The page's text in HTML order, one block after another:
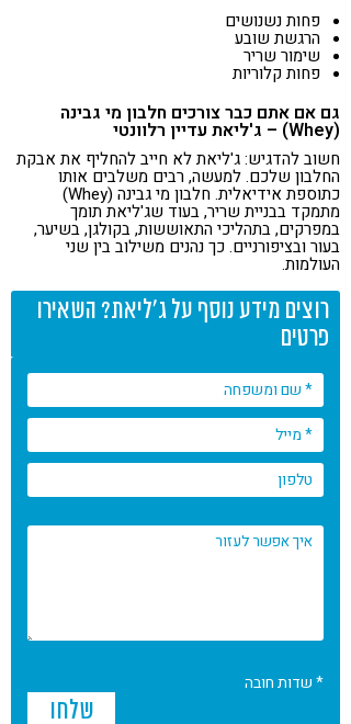
פחות נשנושים
הרגשת שובע
שימור שריר
פחות קלוריות
גם אם אתם כבר צורכים חלבון מי גבינה
(Whey) – ג'ליאת עדיין רלוונטי
חשוב להדגיש: ג'ליאת לא חייב להחליף את אבקת
החלבון שלכם. למעשה, רבים משלבים אותו
כתוספת אידיאלית. חלבון מי גבינה (Whey)
מתמקד בבניית שריר, בעוד שג'ליאת תומך
במפרקים, בתהליכי התאוששות, בקולגן, בשיער,
בעור ובציפורניים. כך נהנים משילוב בין שני
העולמות.
רוצים מידע נוסף על ג'ליאת? השאירו
פרטים
* שדות חובה